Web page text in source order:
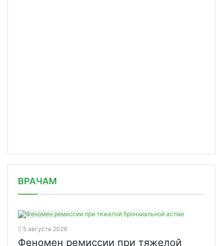
ВРАЧАМ
5 августа 2026
Феномен ремиссии при тяжелой